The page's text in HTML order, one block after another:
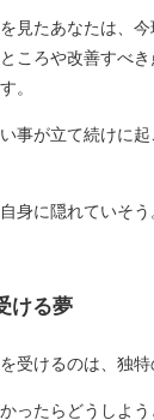
見たあなたは、
ころや改善すべ
。
事が立て続けに
身に隠れていそ
ける夢
受けるのは、独特
ったらどうしよ